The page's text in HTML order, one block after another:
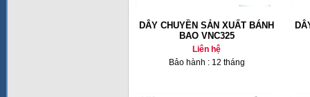
DÂY CHUYỀN SẢN XUẤT BÁNH
BAO VNC325
Liên hệ
Bảo hành : 12 tháng